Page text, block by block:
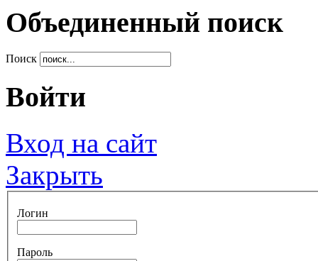
Объединенный поиск
Поиск
Войти
Вход на сайт
Закрыть
Логин
Пароль